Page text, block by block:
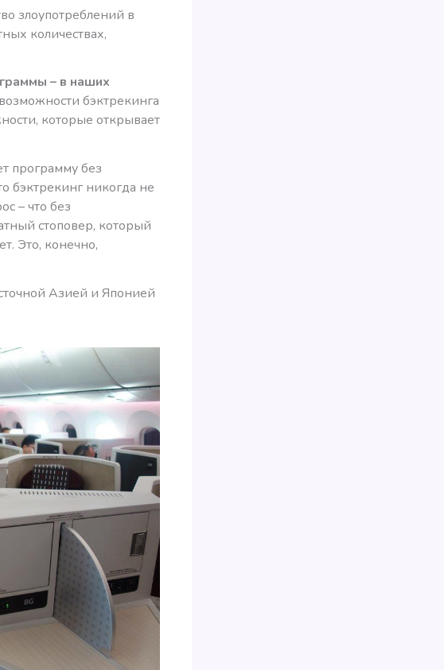
злоупотреблений в
количествах,
– в наших
бэктрекинга
которые открывает
программу без
бэктрекинг никогда не
– что без
стоповер, который
Это, конечно,
Азией и Японией